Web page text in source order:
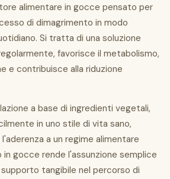
alimentare in gocce pensato per
di dimagrimento in modo
Si tratta di una soluzione
favorisce il metabolismo,
e contribuisce alla riduzione
a base di ingredienti vegetali,
in uno stile di vita sano,
a un regime alimentare
gocce rende l'assunzione semplice
tangibile nel percorso di